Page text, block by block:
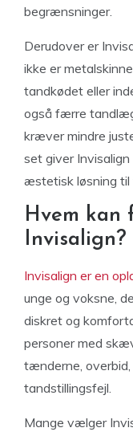
begrænsninger.
Derudover er
ikke er
tandkødet eller
også færre
kræver mindre
set giver
æstetisk løsning til
Hvem
Invisalign?
Invisalign er en
unge og voksne,
diskret og
personer med
tænderne, overbid,
tandstillingsfejl.
Mange vælger